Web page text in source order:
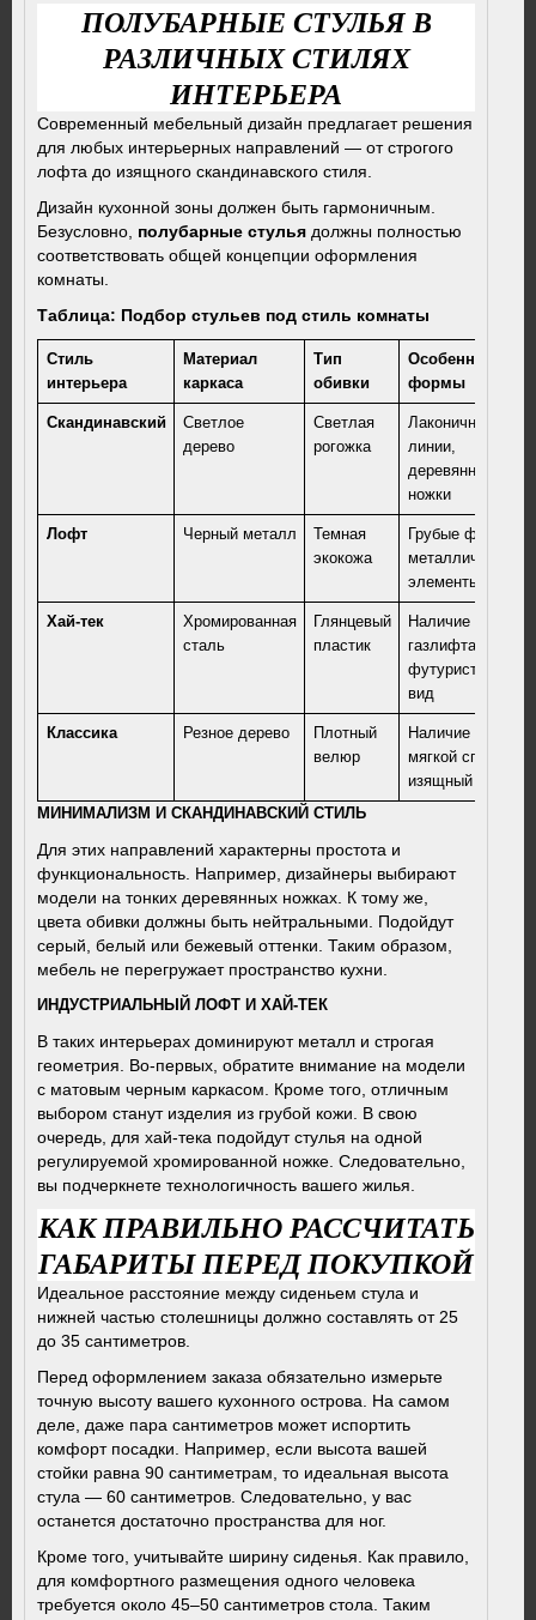
ПОЛУБАРНЫЕ СТУЛЬЯ В
РАЗЛИЧНЫХ СТИЛЯХ
ИНТЕРЬЕРА
Современный мебельный дизайн предлагает решения
для любых интерьерных направлений — от строгого
лофта до изящного скандинавского стиля.
Дизайн кухонной зоны должен быть гармоничным.
Безусловно, полубарные стулья должны полностью
соответствовать общей концепции оформления
комнаты.
Таблица: Подбор стульев под стиль комнаты
Стиль
интерьера
Материал
каркаса
Тип
обивки
Особенности
формы
Скандинавский
Светлое
дерево
Светлая
рогожка
Лаконичные
линии,
деревянные
ножки
Лофт Черный металл
Темная
экокожа
Грубые формы,
металлические
элементы
Хай-тек
Хромированная
сталь
Глянцевый
пластик
Наличие
газлифта,
футуристичный
вид
Классика Резное дерево
Плотный
велюр
Наличие
мягкой спинки,
изящный декор
МИНИМАЛИЗМ И СКАНДИНАВСКИЙ СТИЛЬ
Для этих направлений характерны простота и
функциональность. Например, дизайнеры выбирают
модели на тонких деревянных ножках. К тому же,
цвета обивки должны быть нейтральными. Подойдут
серый, белый или бежевый оттенки. Таким образом,
мебель не перегружает пространство кухни.
ИНДУСТРИАЛЬНЫЙ ЛОФТ И ХАЙ-ТЕК
В таких интерьерах доминируют металл и строгая
геометрия. Во-первых, обратите внимание на модели
с матовым черным каркасом. Кроме того, отличным
выбором станут изделия из грубой кожи. В свою
очередь, для хай-тека подойдут стулья на одной
регулируемой хромированной ножке. Следовательно,
вы подчеркнете технологичность вашего жилья.
КАК ПРАВИЛЬНО РАССЧИТАТЬ
ГАБАРИТЫ ПЕРЕД ПОКУПКОЙ
Идеальное расстояние между сиденьем стула и
нижней частью столешницы должно составлять от 25
до 35 сантиметров.
Перед оформлением заказа обязательно измерьте
точную высоту вашего кухонного острова. На самом
деле, даже пара сантиметров может испортить
комфорт посадки. Например, если высота вашей
стойки равна 90 сантиметрам, то идеальная высота
стула — 60 сантиметров. Следовательно, у вас
останется достаточно пространства для ног.
Кроме того, учитывайте ширину сиденья. Как правило,
для комфортного размещения одного человека
требуется около 45–50 сантиметров стола. Таким